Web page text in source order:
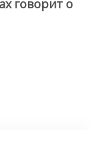
говорит о